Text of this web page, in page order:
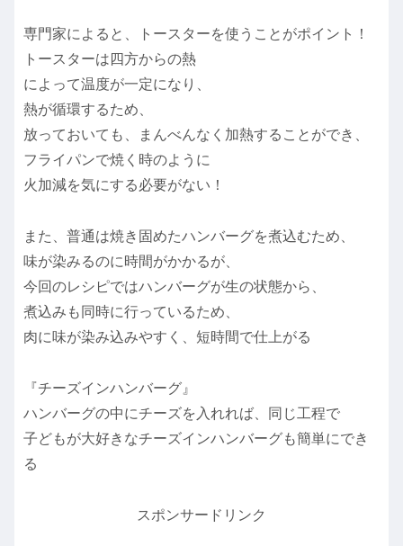
専門家によると、トースターを使うことがポイント！
トースターは四方からの熱
によって温度が一定になり、
熱が循環するため、
放っておいても、まんべんなく加熱することができ、
フライパンで焼く時のように
火加減を気にする必要がない！
また、普通は焼き固めたハンバーグを煮込むため、
味が染みるのに時間がかかるが、
今回のレシピではハンバーグが生の状態から、
煮込みも同時に行っているため、
肉に味が染み込みやすく、短時間で仕上がる
『チーズインハンバーグ』
ハンバーグの中にチーズを入れれば、同じ工程で
子どもが大好きなチーズインハンバーグも簡単にでき
る
スポンサードリンク